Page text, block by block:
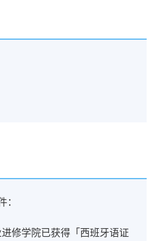
：
修学院已获得「西班牙语证